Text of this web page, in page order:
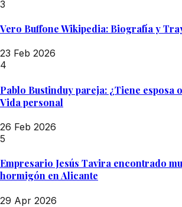
3
Vero Buffone Wikipedia: Biografía y
23 Feb 2026
4
Pablo Bustinduy pareja: ¿Tiene esposa
Vida personal
26 Feb 2026
5
Empresario Jesús Tavira encontrado
hormigón en Alicante
29 Apr 2026